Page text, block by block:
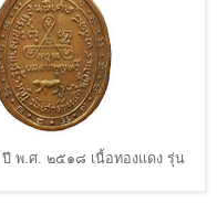
พ.ศ. ๒๕๑๘ เนื้อทองแดง รุ่น